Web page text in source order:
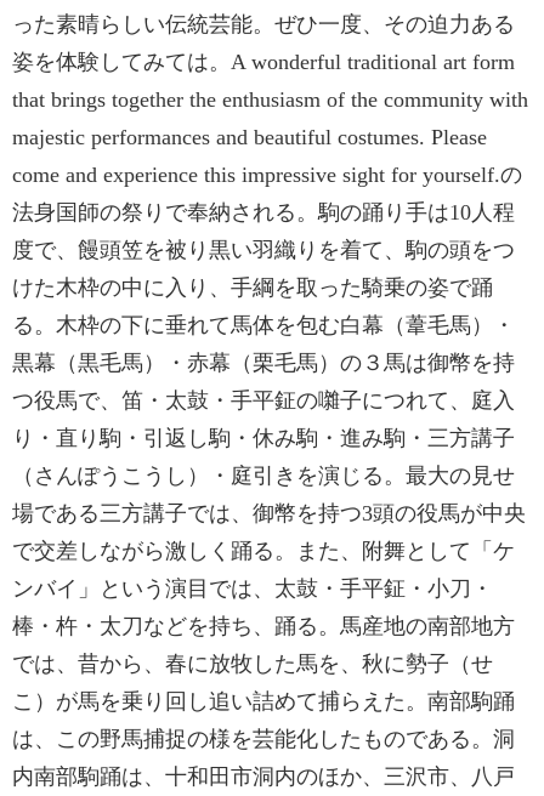
った素晴らしい伝統芸能。ぜひ一度、その迫力ある
姿を体験してみては。A wonderful traditional art form
that brings together the enthusiasm of the community with
majestic performances and beautiful costumes. Please
come and experience this impressive sight for yourself.の
法身国師の祭りで奉納される。駒の踊り手は10人程
度で、饅頭笠を被り黒い羽織りを着て、駒の頭をつ
けた木枠の中に入り、手綱を取った騎乗の姿で踊
る。木枠の下に垂れて馬体を包む白幕（葦毛馬）・
黒幕（黒毛馬）・赤幕（栗毛馬）の３馬は御幣を持
つ役馬で、笛・太鼓・手平鉦の囃子につれて、庭入
り・直り駒・引返し駒・休み駒・進み駒・三方講子
（さんぽうこうし）・庭引きを演じる。最大の見せ
場である三方講子では、御幣を持つ3頭の役馬が中央
で交差しながら激しく踊る。また、附舞として「ケ
ンバイ」という演目では、太鼓・手平鉦・小刀・
棒・杵・太刀などを持ち、踊る。馬産地の南部地方
では、昔から、春に放牧した馬を、秋に勢子（せ
こ）が馬を乗り回し追い詰めて捕らえた。南部駒踊
は、この野馬捕捉の様を芸能化したものである。洞
内南部駒踊は、十和田市洞内のほか、三沢市、八戸